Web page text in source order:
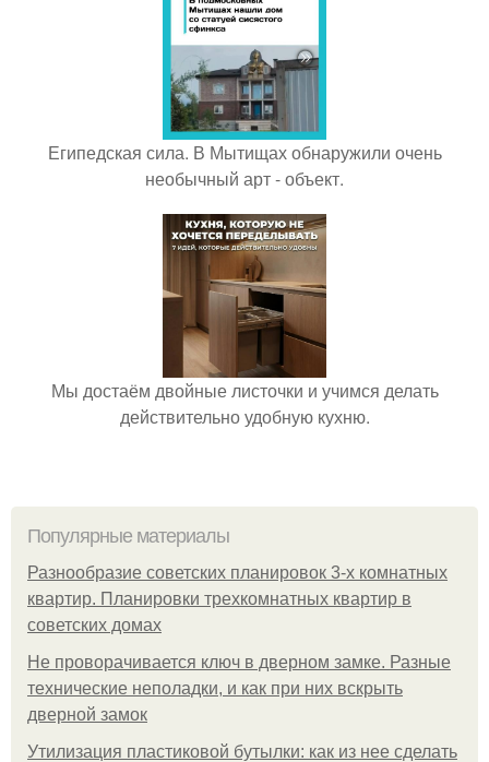
Египедская сила. В Мытищах обнаружили очень
необычный арт - объект.
Мы достаём двойные листочки и учимся делать
действительно удобную кухню.
Популярные материалы
Разнообразие советских планировок 3-х комнатных
квартир. Планировки трехкомнатных квартир в
советских домах
Не проворачивается ключ в дверном замке. Разные
технические неполадки, и как при них вскрыть
дверной замок
Утилизация пластиковой бутылки: как из нее сделать